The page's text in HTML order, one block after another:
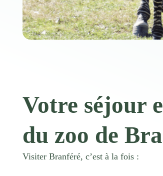
Votre séjour
du zoo de
Visiter Branféré, c’est à la fois :